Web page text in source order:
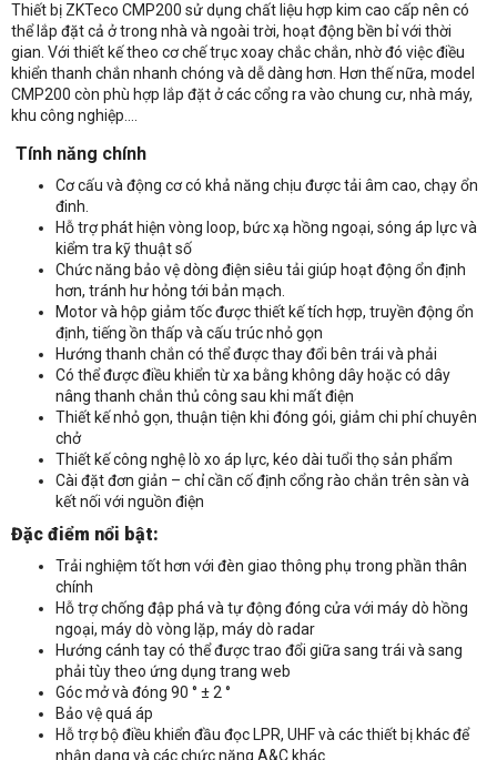
Thiết bị ZKTeco CMP200 sử dụng chất liệu hợp kim cao cấp nên có
thể lắp đặt cả ở trong nhà và ngoài trời, hoạt động bền bỉ với thời
gian. Với thiết kế theo cơ chế trục xoay chắc chắn, nhờ đó việc điều
khiển thanh chắn nhanh chóng và dễ dàng hơn. Hơn thế nữa, model
CMP200 còn phù hợp lắp đặt ở các cổng ra vào chung cư, nhà máy,
khu công nghiệp….
Tính năng chính
Cơ cấu và động cơ có khả năng chịu được tải âm cao, chạy ổn
đinh.
Hỗ trợ phát hiện vòng loop, bức xạ hồng ngoại, sóng áp lực và
kiểm tra kỹ thuật số
Chức năng bảo vệ dòng điện siêu tải giúp hoạt động ổn định
hơn, tránh hư hỏng tới bản mạch.
Motor và hộp giảm tốc được thiết kế tích hợp, truyền động ổn
định, tiếng ồn thấp và cấu trúc nhỏ gọn
Hướng thanh chắn có thể được thay đổi bên trái và phải
Có thể được điều khiển từ xa bằng không dây hoặc có dây
nâng thanh chắn thủ công sau khi mất điện
Thiết kế nhỏ gọn, thuận tiện khi đóng gói, giảm chi phí chuyên
chở
Thiết kế công nghệ lò xo áp lực, kéo dài tuổi thọ sản phẩm
Cài đặt đơn giản – chỉ cần cố định cổng rào chắn trên sàn và
kết nối với nguồn điện
Đặc điểm nổi bật:
Trải nghiệm tốt hơn với đèn giao thông phụ trong phần thân
chính
Hỗ trợ chống đập phá và tự động đóng cửa với máy dò hồng
ngoại, máy dò vòng lặp, máy dò radar
Hướng cánh tay có thể được trao đổi giữa sang trái và sang
phải tùy theo ứng dụng trang web
Góc mở và đóng 90 ° ± 2 °
Bảo vệ quá áp
Hỗ trợ bộ điều khiển đầu đọc LPR, UHF và các thiết bị khác để
nhận dạng và các chức năng A&C khác
Nhận báo giá sản phẩm: Barrier Tự Động ZKTeco CMP200